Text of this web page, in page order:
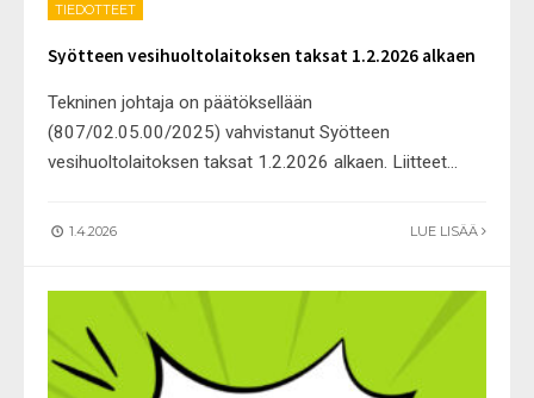
TIEDOTTEET
Syötteen vesihuoltolaitoksen taksat 1.2.2026 alkaen
Tekninen johtaja on päätöksellään
(807/02.05.00/2025) vahvistanut Syötteen
vesihuoltolaitoksen taksat 1.2.2026 alkaen. Liitteet...
1.4.2026 LUE LISÄÄ